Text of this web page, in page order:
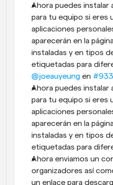
Ahora puedes instalar
para tu equipo si eres
aplicaciones
aparecerán en la
instaladas y en tipos
@joeauyeung en
Ahora puedes instalar
para tu equipo si eres
aplicaciones
aparecerán en la
instaladas y en tipos
etiquetadas para
Ahora enviamos un
organizadores así
un enlace para